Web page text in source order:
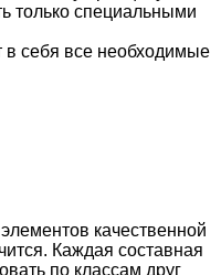
только специальными
себя все необходимые
качественной
Каждая составная
по классам друг